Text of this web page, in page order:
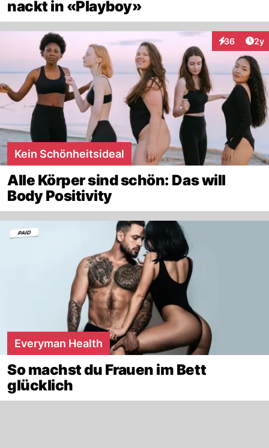
nackt in «Playboy»
36
Interaktionen
2y
Kein Schönheitsideal
Alle Körper sind schön: Das will
Body Positivity
Everyman Health
So machst du Frauen im Bett
glücklich